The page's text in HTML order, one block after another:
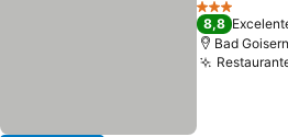
3 Estrelas
8,8
Bad